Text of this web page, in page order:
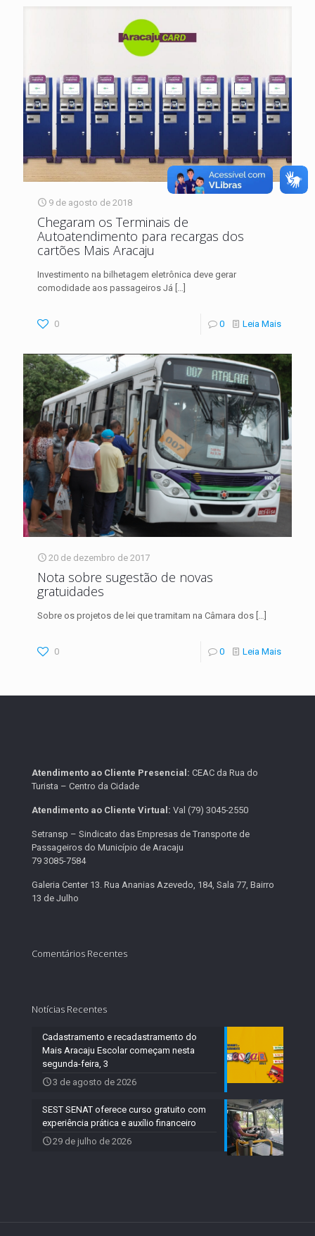
9 de agosto de 2018
Chegaram os Terminais de
Autoatendimento para recargas dos
cartões Mais Aracaju
Investimento na bilhetagem eletrônica deve gerar
comodidade aos passageiros Já […]
0 0 Leia Mais
20 de dezembro de 2017
Nota sobre sugestão de novas
gratuidades
Sobre os projetos de lei que tramitam na Câmara dos […]
0 0 Leia Mais
Atendimento ao Cliente Presencial: CEAC da Rua do
Turista – Centro da Cidade
Atendimento ao Cliente Virtual: Val (79) 3045-2550
Setransp – Sindicato das Empresas de Transporte de
Passageiros do Município de Aracaju
79 3085-7584
Galeria Center 13. Rua Ananias Azevedo, 184, Sala 77, Bairro
13 de Julho
Comentários Recentes
Notícias Recentes
Cadastramento e recadastramento do
Mais Aracaju Escolar começam nesta
segunda-feira, 3
3 de agosto de 2026
SEST SENAT oferece curso gratuito com
experiência prática e auxílio financeiro
29 de julho de 2026